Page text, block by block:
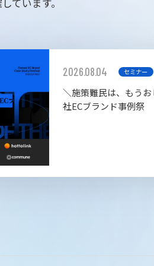
ています。
2026.08.04 セミナー
＼施策難民は、もう
社ECブランド事例祭